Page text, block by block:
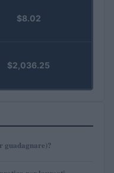
$8.02
$2,036.25
guadagnare)?